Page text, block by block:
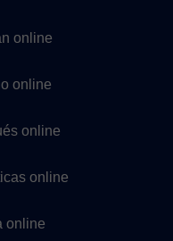
online
online
online
online
online